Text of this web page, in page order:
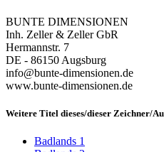
BUNTE DIMENSIONEN
Inh. Zeller & Zeller GbR
Hermannstr. 7
DE - 86150 Augsburg
info@bunte-dimensionen.de
www.bunte-dimensionen.de
Weitere Titel dieses/dieser Zeichner/
Badlands 1